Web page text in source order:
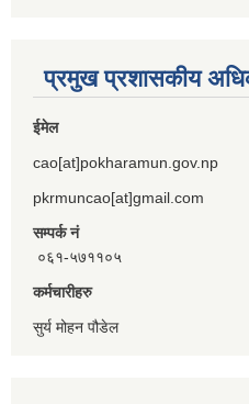
प्रमुख प्रशासकीय
ईमेल
cao[at]pokharamun.gov.np
pkrmuncao[at]gmail.com
सम्पर्क नं
०६१-५७११०५
कर्मचारीहरु
सुर्य मोहन पौडेल